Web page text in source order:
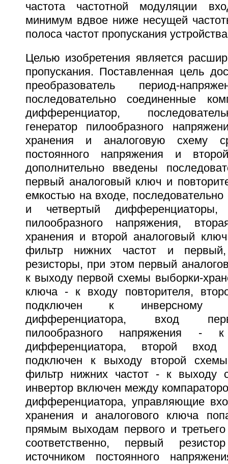
частота частотной модуляции
минимум вдвое ниже несущей
полоса частот пропускания
Целью изобретения является
пропускания. Поставленная цель
преобразователь период-
последовательно соединенные
дифференциатор,
генератор пилообразного
хранения и аналоговую схему
постоянного напряжения и
дополнительно введены
первый аналоговый ключ и
емкостью на входе,
и четвертый дифференциаторы,
пилообразного напряжения,
хранения и второй аналоговый
фильтр нижних частот и
резисторы, при этом первый
к выходу первой схемы выборки-
ключа - к входу повторителя,
подключен к инверсному
дифференциатора, вход
пилообразного напряжения -
дифференциатора, второй вход
подключен к выходу второй схемы
фильтр нижних частот - к выходу
инвертор включен между
дифференциатора, управляющие
хранения и аналогового ключа
прямым выходам первого и
соответственно, первый
источником постоянного